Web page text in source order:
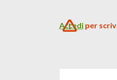
Accedi per